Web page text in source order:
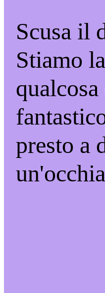
Scusa il
Stiamo
presto a